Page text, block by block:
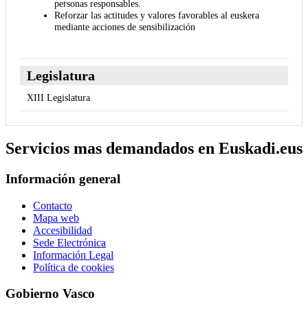
personas responsables.
Reforzar las actitudes y valores favorables al euskera
mediante acciones de sensibilización
Legislatura
XIII Legislatura
Servicios mas demandados en Euskadi.eus
Información general
Contacto
Mapa web
Accesibilidad
Sede Electrónica
Información Legal
Política de cookies
Gobierno Vasco